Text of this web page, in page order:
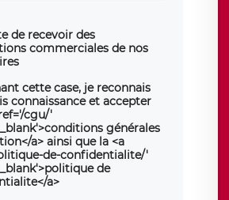
de recevoir des
commerciales de nos
cette case, je reconnais
connaissance et accepter
cgu/'
générales
a> ainsi que la <a
de-confidentialite/'
de
a>